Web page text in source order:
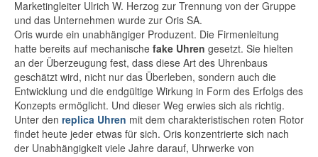
Marketingleiter Ulrich W. Herzog zur Trennung von der Gruppe
und das Unternehmen wurde zur Oris SA.
Oris wurde ein unabhängiger Produzent. Die Firmenleitung
hatte bereits auf mechanische fake Uhren gesetzt. Sie hielten
an der Überzeugung fest, dass diese Art des Uhrenbaus
geschätzt wird, nicht nur das Überleben, sondern auch die
Entwicklung und die endgültige Wirkung in Form des Erfolgs des
Konzepts ermöglicht. Und dieser Weg erwies sich als richtig.
Unter den replica Uhren mit dem charakteristischen roten Rotor
findet heute jeder etwas für sich. Oris konzentrierte sich nach
der Unabhängigkeit viele Jahre darauf, Uhrwerke von